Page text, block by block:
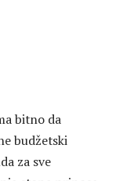
bitno da
budžetski
za sve